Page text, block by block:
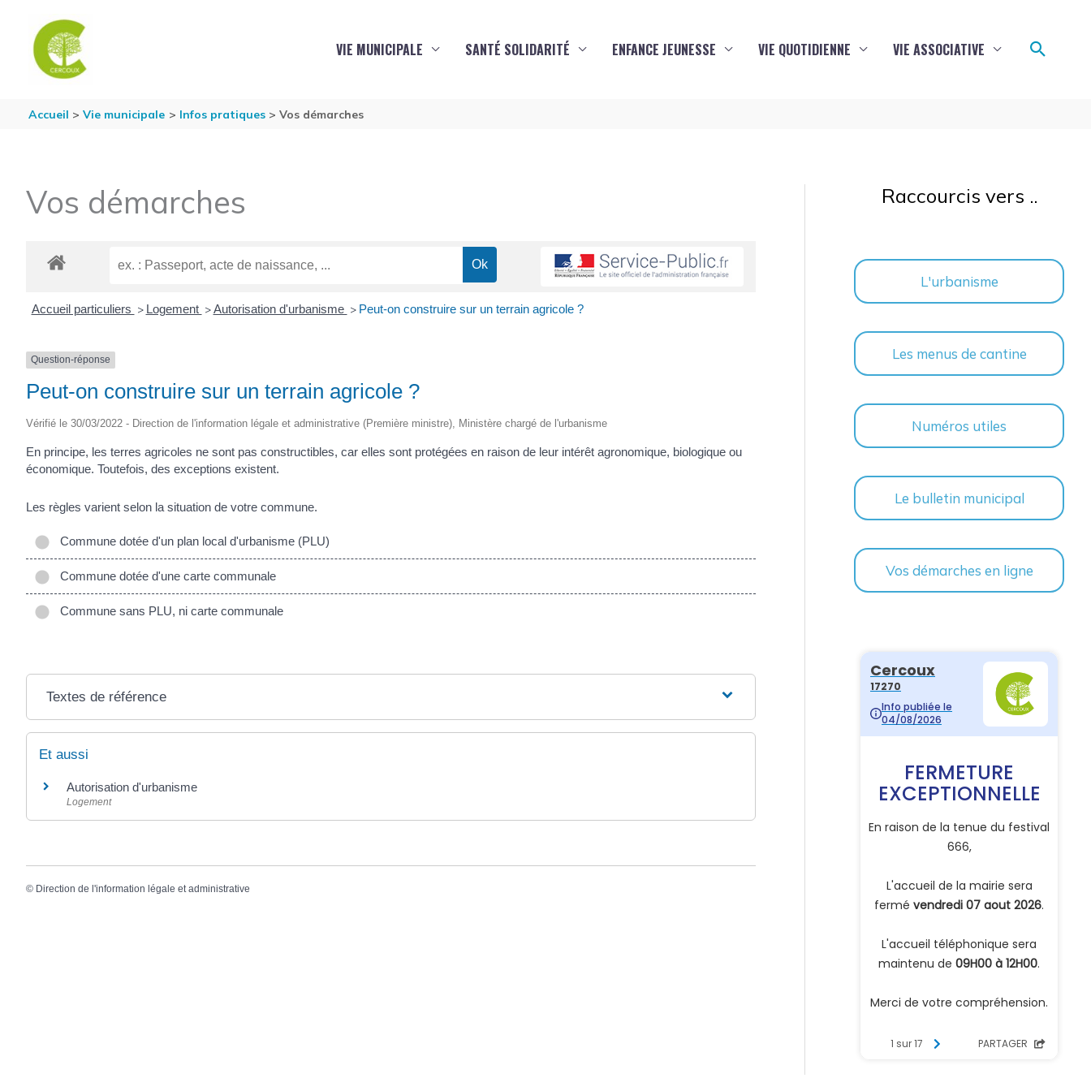
VIE MUNICIPALE SANTÉ SOLIDARITÉ ENFANCE JEUNESSE VIE QUOTIDIENNE VIE ASSOCIATIVE
Accueil Vie municipale Infos pratiques Vos démarches
Vos démarches
Accueil particuliers > Logement > Autorisation d'urbanisme > Peut-on construire sur un terrain agricole ?
Question-réponse
Peut-on construire sur un terrain agricole ?
Vérifié le 30/03/2022 - Direction de l'information légale et administrative (Première ministre), Ministère chargé de l'urbanisme
En principe, les terres agricoles ne sont pas constructibles, car elles sont protégées en raison de leur intérêt agronomique, biologique ou
économique. Toutefois, des exceptions existent.
Les règles varient selon la situation de votre commune.
Commune dotée d'un plan local d'urbanisme (PLU)
Commune dotée d'une carte communale
Commune sans PLU, ni carte communale
Textes de référence
Et aussi
Autorisation d'urbanisme
Logement
© Direction de l'information légale et administrative
Raccourcis vers ..
L'urbanisme
Les menus de cantine
Numéros utiles
Le bulletin municipal
Vos démarches en ligne